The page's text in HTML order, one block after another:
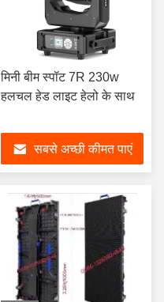
मिनी बीम स्पॉट 7R 230w
हलचल हेड लाइट हेलो के साथ
सबसे अच्छी कीमत पाएं